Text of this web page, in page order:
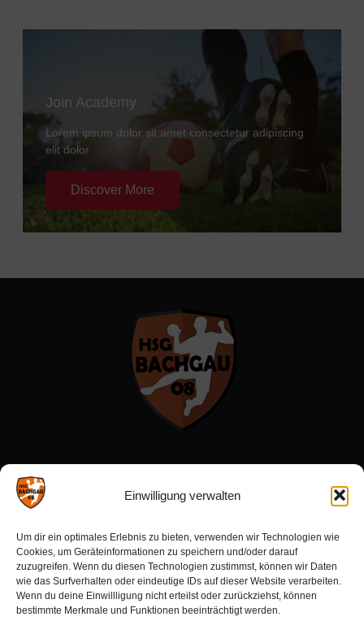
Einwilligung verwalten
Um dir ein optimales Erlebnis zu bieten, verwenden wir Technologien wie
Cookies, um Geräteinformationen zu speichern und/oder darauf
zuzugreifen. Wenn du diesen Technologien zustimmst, können wir Daten
wie das Surfverhalten oder eindeutige IDs auf dieser Website verarbeiten.
Wenn du deine Einwillligung nicht erteilst oder zurückziehst, können
bestimmte Merkmale und Funktionen beeinträchtigt werden.
Join Academy
Lorem ipsum dolor sit amet consectetur adipiscing
elit dolor
Discover More
Menü:
Sponsoren
Aktuelles: